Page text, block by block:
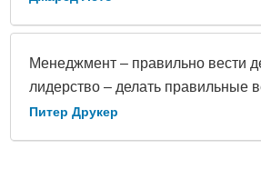
Менеджмент – правильно вести
лидерство – делать правильные
Питер Друкер